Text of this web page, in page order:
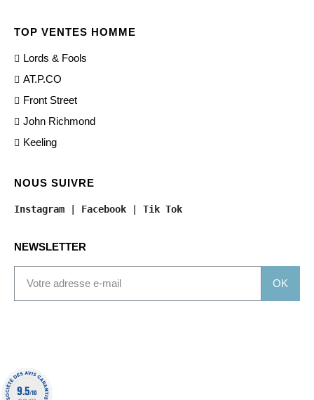
TOP VENTES HOMME
Lords & Fools
AT.P.CO
Front Street
John Richmond
Keeling
NOUS SUIVRE
Instagram Facebook Tik Tok
NEWSLETTER
OK
9.5/10